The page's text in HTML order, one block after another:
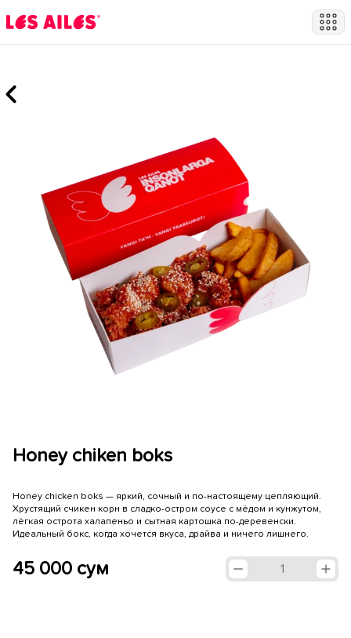
Honey chiken boks
Honey chicken boks — яркий, сочный и по-настоящему цепляющий.
Хрустящий cчикен корн в сладко-остром соусе с мёдом и кунжутом,
лёгкая острота халапеньо и сытная картошка по-деревенски.
Идеальный бокс, когда хочется вкуса, драйва и ничего лишнего.
45 000 сум 1